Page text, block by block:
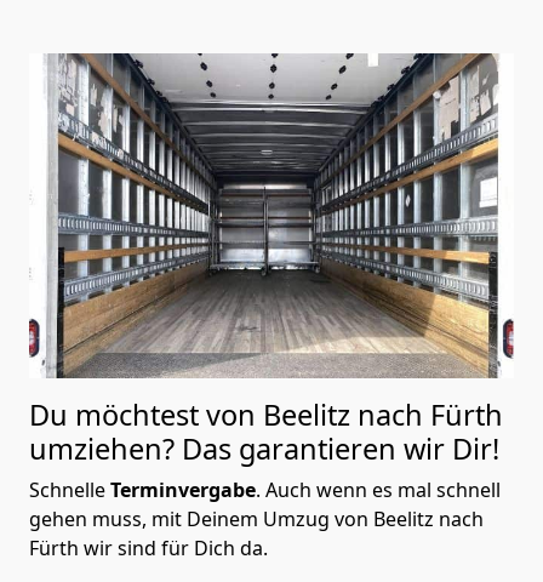
Du möchtest von Beelitz nach Fürth
umziehen? Das garantieren wir Dir!
SchnelleTerminvergabe. Auch wenn es mal schnell
gehen muss, mit Deinem Umzug von Beelitz nach
Fürth wir sind für Dich da.